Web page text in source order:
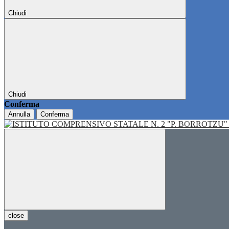
Chiudi
Chiudi
Conferma
Annulla Conferma
close